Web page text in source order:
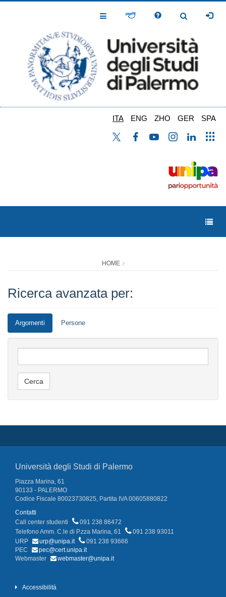
Toggle
Toggle
ITA ENG ZHO GER SPA
HOME
Ricerca avanzata per:
Argomenti Persone
Università degli Studi di Palermo
Piazza Marina, 61
90133 - PALERMO
Codice Fiscale 80023730825, Partita IVA 00605880822
Contatti
Call center studenti
091 238 86472
Telefono Amm. C.le di P.zza Marina, 61
091 238 93011
URP
urp@unipa.it
091 238 93666
PEC
pec@cert.unipa.it
Webmaster
webmaster@unipa.it
Accessibilità